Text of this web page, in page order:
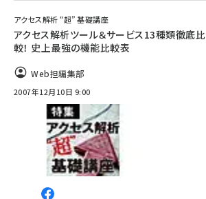
アクセス解析 “超” 基礎講座
アクセス解析ツール＆サービス13種類徹底比
較！ 史上最強の機能比較表
Web担編集部
2007年12月10日 9:00